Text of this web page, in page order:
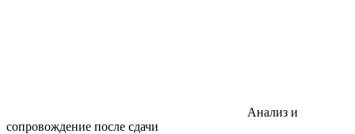
Анализ и
сопровождение после сдачи